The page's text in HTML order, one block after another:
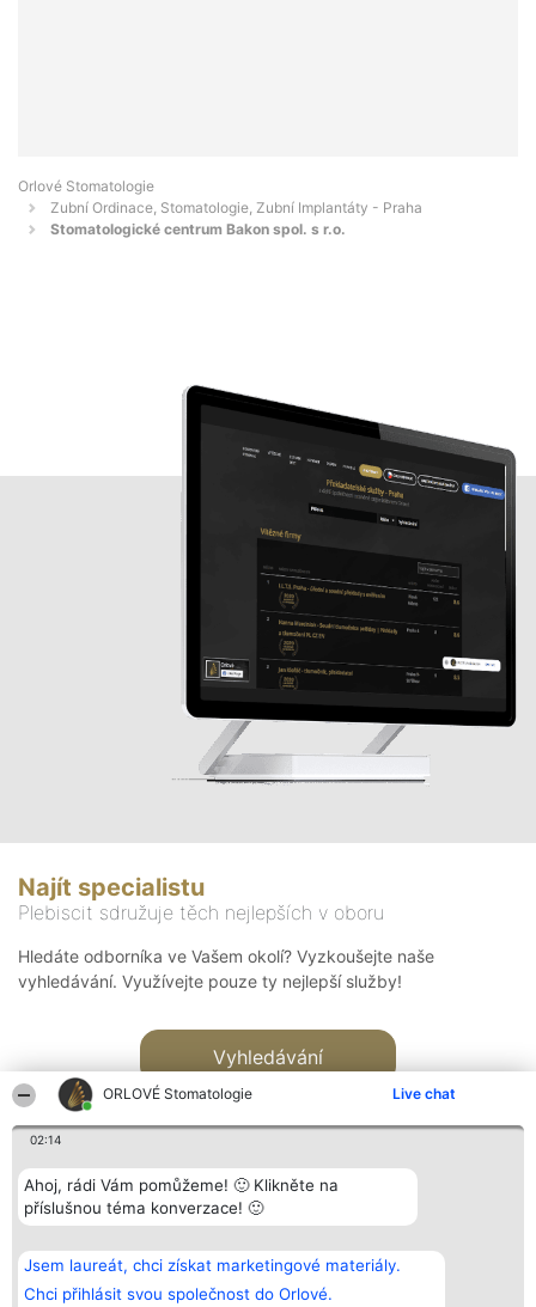
ORLOVÉ Stomatologie Live chat
02:14
Ahoj, rádi Vám pomůžeme! 🙂 Klikněte na
příslušnou téma konverzace! 🙂
Jsem laureát, chci získat marketingové materiály.
Chci přihlásit svou společnost do Orlové.
Orlové Stomatologie
Zubní Ordinace, Stomatologie, Zubní Implantáty - Praha
Stomatologické centrum Bakon spol. s r.o.
Najít specialistu
Plebiscit sdružuje těch nejlepších v oboru
Hledáte odborníka ve Vašem okolí? Vyzkoušejte naše
vyhledávání. Využívejte pouze ty nejlepší služby!
Vyhledávání
Bright Side Solutions sp. z o.
o. sp. k.
ul. Ruska 22
Wrocław 50-079
Vítězové
Seznam všech
laureátů
Zásady
Kontakt